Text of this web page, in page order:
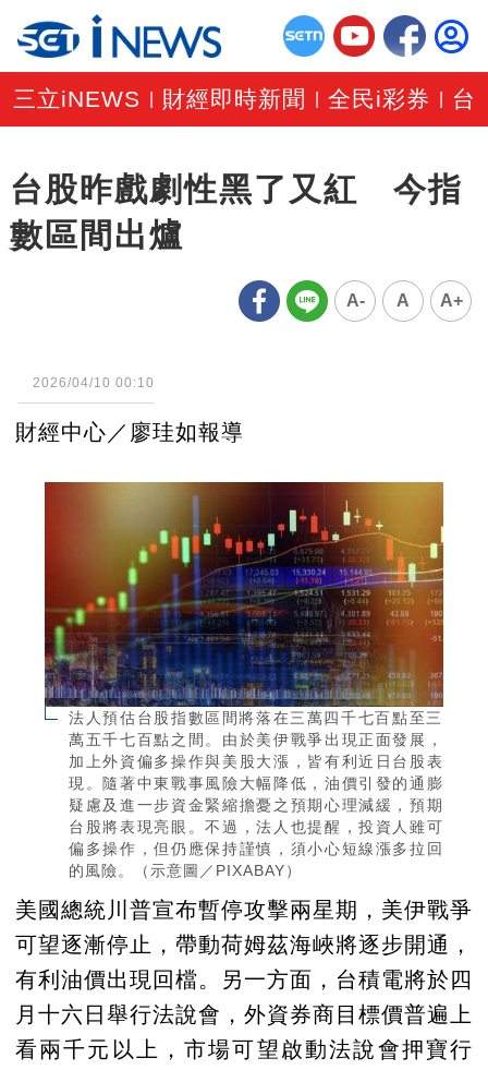
三立iNEWS 財經即時新聞 |全民i彩券 台
台股昨戲劇性黑了又紅 今指
數區間出爐
A- A A+
2026/04/10 00:10
財經中心／廖珪如報導
法人預估台股指數區間將落在三萬四千七百點至三
萬五千七百點之間。由於美伊戰爭出現正面發展，
加上外資偏多操作與美股大漲，皆有利近日台股表
現。隨著中東戰事風險大幅降低，油價引發的通膨
疑慮及進一步資金緊縮擔憂之預期心理減緩，預期
台股將表現亮眼。不過，法人也提醒，投資人雖可
偏多操作，但仍應保持謹慎，須小心短線漲多拉回
的風險。（示意圖／PIXABAY）
美國總統川普宣布暫停攻擊兩星期，美伊戰爭
可望逐漸停止，帶動荷姆茲海峽將逐步開通，
有利油價出現回檔。另一方面，台積電將於四
月十六日舉行法說會，外資券商目標價普遍上
看兩千元以上，市場可望啟動法說會押寶行